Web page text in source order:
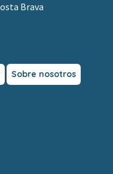
Brava
Sobre nosotros